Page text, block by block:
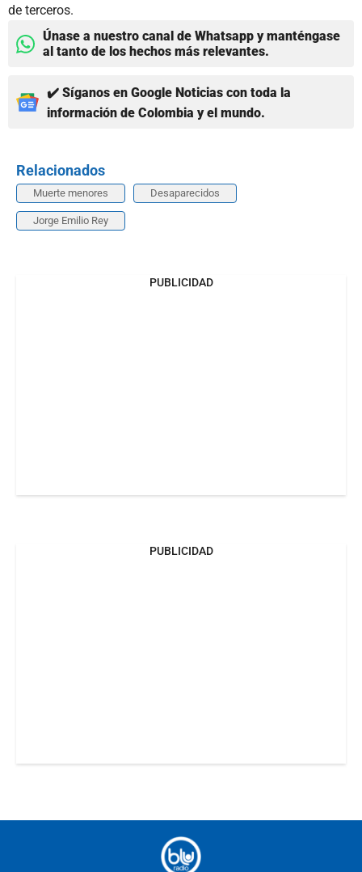
de terceros.
Únase a nuestro canal de Whatsapp y manténgase
al tanto de los hechos más relevantes.
✔️ Síganos en Google Noticias con toda la
información de Colombia y el mundo.
Relacionados
Muerte menores Desaparecidos
Jorge Emilio Rey
PUBLICIDAD
PUBLICIDAD